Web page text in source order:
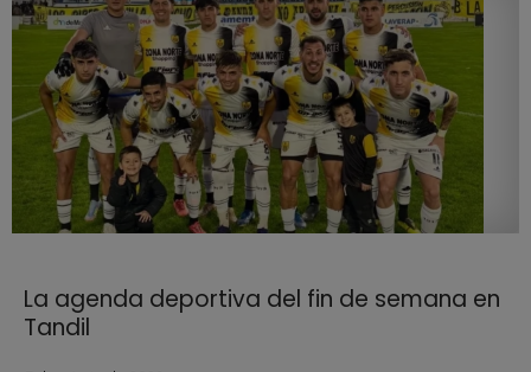
La agenda deportiva del fin de semana en
Tandil